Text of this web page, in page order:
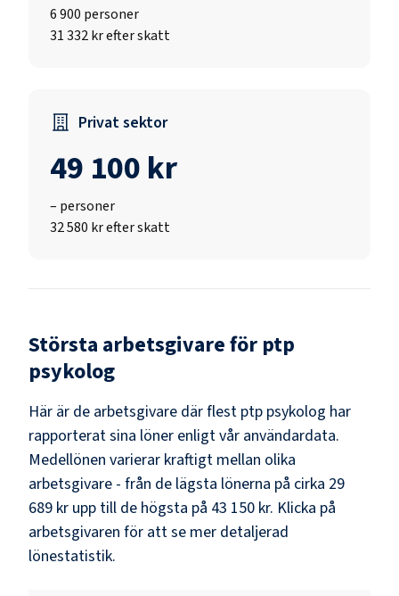
6 900 personer
31 332 kr efter skatt
Privat sektor
49 100 kr
– personer
32 580 kr efter skatt
Största arbetsgivare för ptp
psykolog
Här är de arbetsgivare där flest ptp psykolog har
rapporterat sina löner enligt vår användardata.
Medellönen varierar kraftigt mellan olika
arbetsgivare - från de lägsta lönerna på cirka 29
689 kr upp till de högsta på 43 150 kr. Klicka på
arbetsgivaren för att se mer detaljerad
lönestatistik.